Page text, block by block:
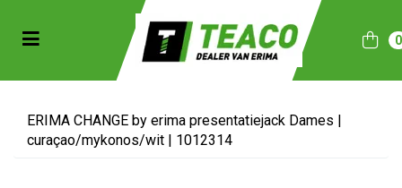
(Sportkleding)
(Collecties)
(Accessoires)
Toggle navigation 0
ERIMA CHANGE by erima presentatiejack Dames |
curaçao/mykonos/wit | 1012314